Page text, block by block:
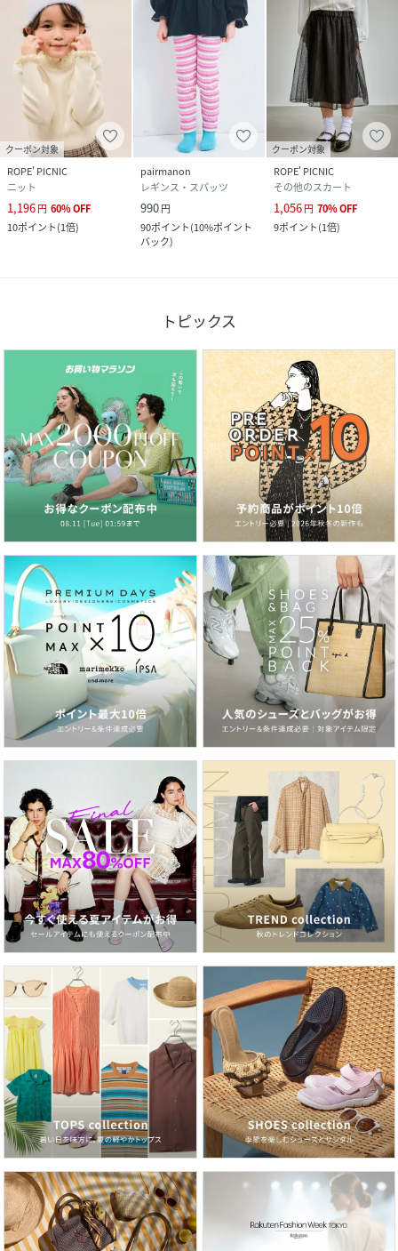
クーポン対象
ROPE' PICNIC
ニット
1,196円 60%OFF
10ポイント(1倍)
pairmanon
レギンス・スパッツ
990円
90ポイント(10%ポイント
バック)
クーポン対象
ROPE' PICNIC
その他のスカート
1,056円 70%OFF
9ポイント(1倍)
トピックス